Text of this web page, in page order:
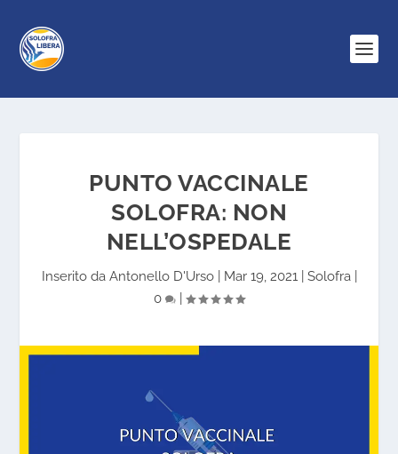
PUNTO VACCINALE
SOLOFRA: NON
NELL’OSPEDALE
Inserito da Antonello D'Urso| Mar 19, 2021| Solofra|
0